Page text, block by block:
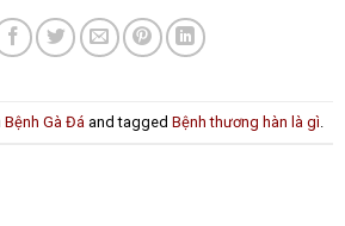
Bệnh Gà Đá and tagged Bệnh thương hàn là gì